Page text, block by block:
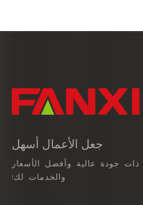
جعل الأعمال أسهل
جودة عالية وأفضل الأسعار
والخدمات لك!